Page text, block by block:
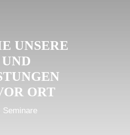
UNSERE
ORT
Seminare